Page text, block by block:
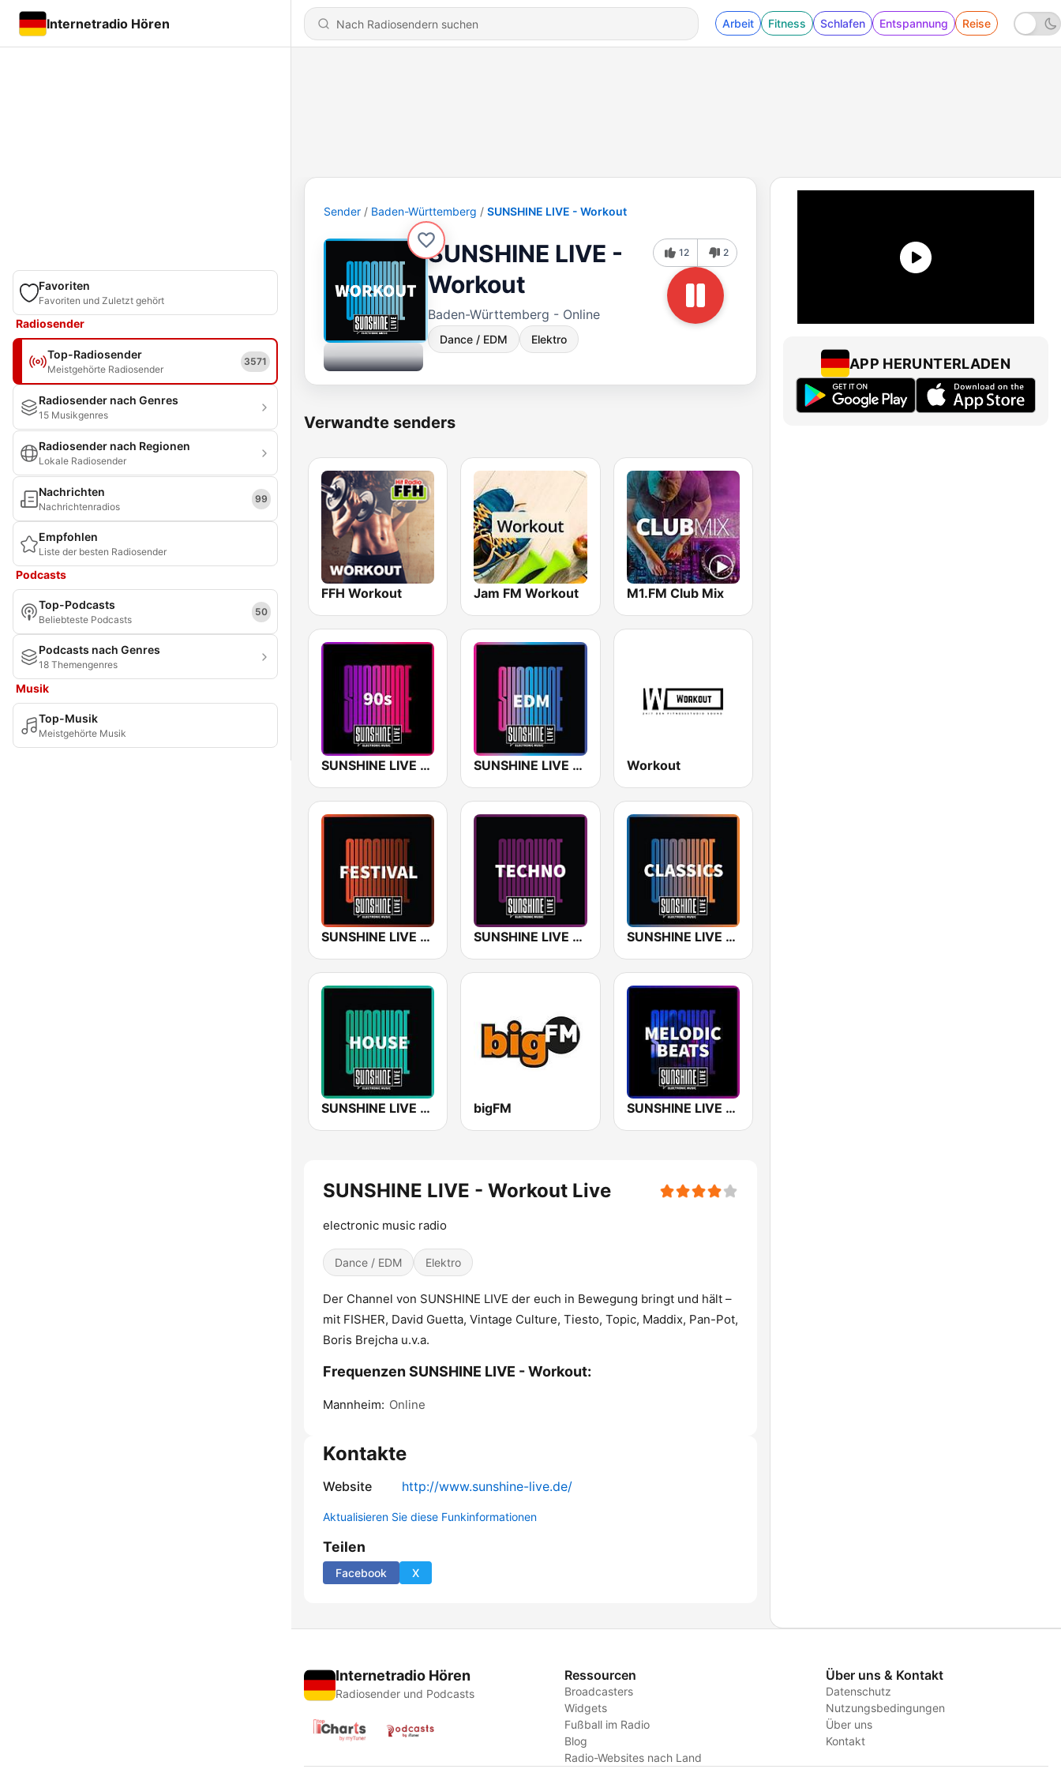
Internetradio Hören Arbeit Fitness Schlafen Entspannung Reise
Favoriten
Favoriten und Zuletzt gehört
Radiosender
Top-Radiosender
Meistgehörte Radiosender
3571
Radiosender nach Genres
15 Musikgenres
Radiosender nach Regionen
Lokale Radiosender
Nachrichten
Nachrichtenradios
99
Empfohlen
Liste der besten Radiosender
Podcasts
Top-Podcasts
Beliebteste Podcasts
50
Podcasts nach Genres
18 Themengenres
Musik
Top-Musik
Meistgehörte Musik
Sender Baden-Württemberg SUNSHINE LIVE - Workout
SUNSHINE LIVE -
Workout
Baden-Württemberg - Online
Dance / EDM Elektro
12 2
Verwandte senders
FFH Workout Jam FM Workout M1.FM Club Mix
SUNSHINE LIVE - 90s SUNSHINE LIVE - EDM Workout
SUNSHINE LIVE - Festival SUNSHINE LIVE - Techno SUNSHINE LIVE - Classics
SUNSHINE LIVE - House bigFM SUNSHINE LIVE - Melodic Beats
SUNSHINE LIVE - Workout Live
electronic music radio
Dance / EDM Elektro
Der Channel von SUNSHINE LIVE der euch in Bewegung bringt und hält –
mit FISHER, David Guetta, Vintage Culture, Tiesto, Topic, Maddix, Pan-Pot,
Boris Brejcha u.v.a.
Frequenzen SUNSHINE LIVE - Workout:
Mannheim: Online
Kontakte
Website http://www.sunshine-live.de/
Aktualisieren Sie diese Funkinformationen
Teilen
Facebook X
APP HERUNTERLADEN
Internetradio Hören
Radiosender und Podcasts
Ressourcen
Broadcasters
Widgets
Fußball im Radio
Blog
Radio-Websites nach Land
Über uns & Kontakt
Datenschutz
Nutzungsbedingungen
Über uns
Kontakt